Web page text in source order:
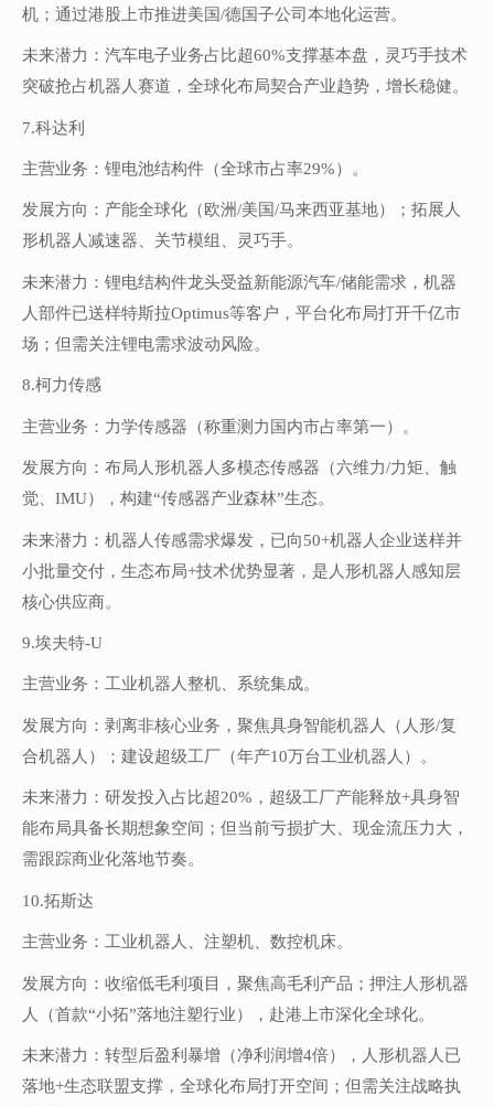
机；通过港股上市推进美国/德国子公司本地化运营。
未来潜力：汽车电子业务占比超60%支撑基本盘，灵巧手技术
突破抢占机器人赛道，全球化布局契合产业趋势，增长稳健。
7.科达利
主营业务：锂电池结构件（全球市占率29%）。
发展方向：产能全球化（欧洲/美国/马来西亚基地）；拓展人
形机器人减速器、关节模组、灵巧手。
未来潜力：锂电结构件龙头受益新能源汽车/储能需求，机器
人部件已送样特斯拉Optimus等客户，平台化布局打开千亿市
场；但需关注锂电需求波动风险。
8.柯力传感
主营业务：力学传感器（称重测力国内市占率第一）。
发展方向：布局人形机器人多模态传感器（六维力/力矩、触
觉、IMU），构建“传感器产业森林”生态。
未来潜力：机器人传感需求爆发，已向50+机器人企业送样并
小批量交付，生态布局+技术优势显著，是人形机器人感知层
核心供应商。
9.埃夫特-U
主营业务：工业机器人整机、系统集成。
发展方向：剥离非核心业务，聚焦具身智能机器人（人形/复
合机器人）；建设超级工厂（年产10万台工业机器人）。
未来潜力：研发投入占比超20%，超级工厂产能释放+具身智
能布局具备长期想象空间；但当前亏损扩大、现金流压力大，
需跟踪商业化落地节奏。
10.拓斯达
主营业务：工业机器人、注塑机、数控机床。
发展方向：收缩低毛利项目，聚焦高毛利产品；押注人形机器
人（首款“小拓”落地注塑行业），赴港上市深化全球化。
未来潜力：转型后盈利暴增（净利润增4倍），人形机器人已
落地+生态联盟支撑，全球化布局打开空间；但需关注战略执